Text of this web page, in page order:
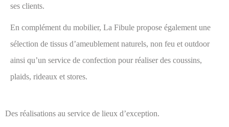
ses clients.
En complément du mobilier, La Fibule propose également une
sélection de tissus d’ameublement naturels, non feu et outdoor
ainsi qu’un service de confection pour réaliser des coussins,
plaids, rideaux et stores.
Des réalisations au service de lieux d’exception.